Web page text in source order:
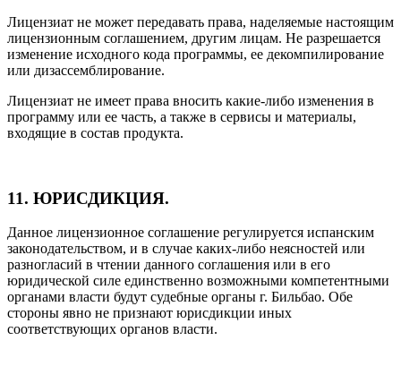
Лицензиат не может передавать права, наделяемые настоящим
лицензионным соглашением, другим лицам. Не разрешается
изменение исходного кода программы, ее декомпилирование
или дизассемблирование.
Лицензиат не имеет права вносить какие-либо изменения в
программу или ее часть, а также в сервисы и материалы,
входящие в состав продукта.
11. ЮРИСДИКЦИЯ.
Данное лицензионное соглашение регулируется испанским
законодательством, и в случае каких-либо неясностей или
разногласий в чтении данного соглашения или в его
юридической силе единственно возможными компетентными
органами власти будут судебные органы г. Бильбао. Обе
стороны явно не признают юрисдикции иных
соответствующих органов власти.